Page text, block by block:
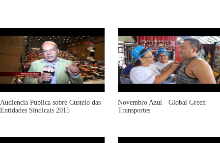
Audiencia Publica sobre Custeio das
Entidades Sindicais 2015
Novembro Azul - Global Green
Transportes